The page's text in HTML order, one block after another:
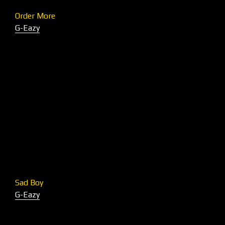
Order More
G-Eazy
Sad Boy
G-Eazy